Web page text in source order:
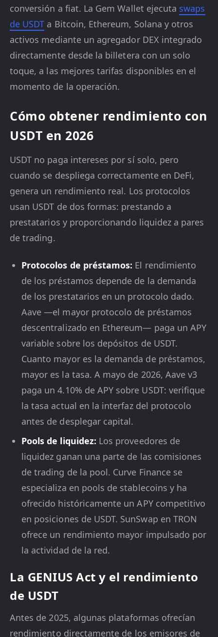
conversión a fiat. La Gem Wallet ejecuta swaps
de USDT a Bitcoin, Ethereum, Solana y otros
activos mediante un agregador DEX integrado
directamente desde la billetera con un solo
toque, a las mejores tarifas disponibles en el
momento de la operación.
Cómo obtener rendimiento con
USDT en 2026
USDT no paga intereses por sí solo, pero
cuando se despliega correctamente en DeFi,
genera un rendimiento real. Los protocolos
usan USDT de dos formas: prestando a
prestatarios y proporcionando liquidez a pares
de trading.
Protocolos de préstamos: El rendimiento
de los préstamos depende de la demanda
de los prestatarios en un protocolo dado.
Aave —el mayor protocolo de préstamos
descentralizado en Ethereum— paga un APY
variable sobre los depósitos de USDT.
Cuanto mayor es la demanda de préstamos,
mayor es la tasa. A mayo de 2026, Aave v3
paga un 4.10% de APY sobre USDT: verifique
la tasa actual en la interfaz del protocolo
antes de desplegar capital.
Pools de liquidez: Los proveedores de
liquidez ganan una parte de las comisiones
de trading de la pool. Curve Finance se
especializa en pools de stablecoins y ha
ofrecido históricamente un APY competitivo
en posiciones de USDT. SunSwap en TRON
ofrece un rendimiento mayor impulsado por
la actividad de la red.
La GENIUS Act y el rendimiento
de USDT
Antes de 2025, algunas plataformas ofrecían
rendimiento directamente de los emisores de